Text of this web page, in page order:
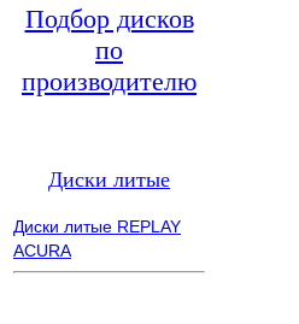
Подбор дисков
по
производителю
Диски литые
Диски литые REPLAY
ACURA